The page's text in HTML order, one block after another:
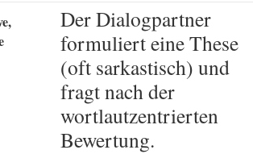
Der Dialogpartner
formuliert eine These
(oft sarkastisch) und
fragt nach der
wortlautzentrierten
Bewertung.